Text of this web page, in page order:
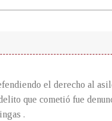
el derecho al
que cometió fue
.